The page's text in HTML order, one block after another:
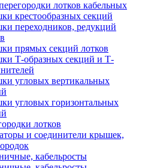
лотков кабельных
крестообразных секций
переходников, редукций
прямых секций лотков
Т-образных секций и Т-
угловых вертикальных
угловых горизонтальных
лотков
и соединители крышек,
кабельросты